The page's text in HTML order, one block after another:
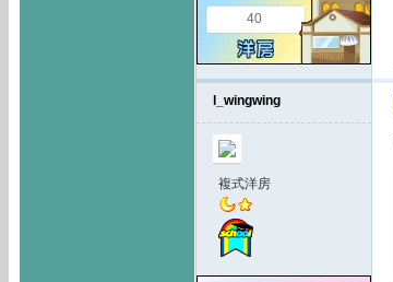
40
l_wingwing
複式洋房